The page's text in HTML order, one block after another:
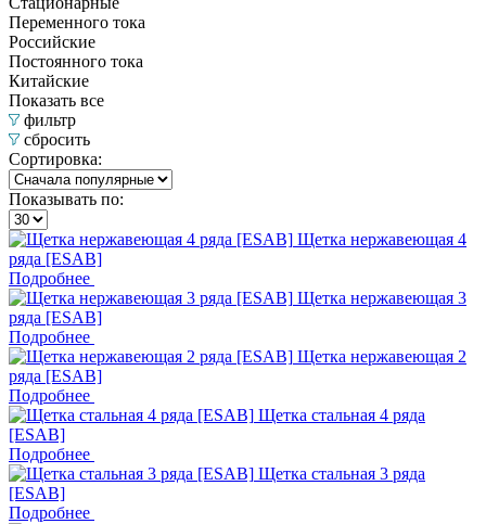
Переменного тока
Российские
Постоянного тока
Китайские
Показать все
фильтр
сбросить
Сортировка:
Показывать по:
Щетка нержавеющая 4
ряда [ESAB]
Подробнее
Щетка нержавеющая 3
ряда [ESAB]
Подробнее
Щетка нержавеющая 2
ряда [ESAB]
Подробнее
Щетка стальная 4 ряда
[ESAB]
Подробнее
Щетка стальная 3 ряда
[ESAB]
Подробнее